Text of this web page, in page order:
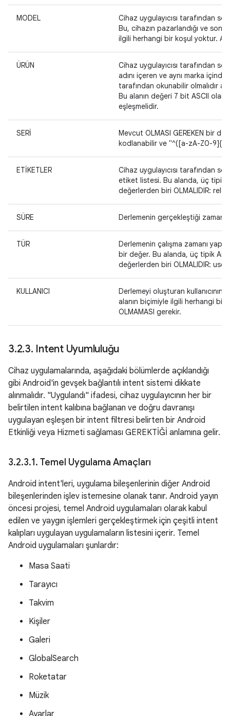
MODEL
Cihaz uygulayıcısı tarafından
Bu, cihazın pazarlandığı ve son
ilgili herhangi bir koşul yoktur.
ÜRÜN
Cihaz uygulayıcısı tarafından
adını içeren ve aynı marka
tarafından okunabilir olmalıdır
Bu alanın değeri 7 bit ASCII
eşleşmelidir.
SERİ
Mevcut OLMASI GEREKEN bir
kodlanabilir ve "^([a-zA-Z0-
ETİKETLER
Cihaz uygulayıcısı tarafından
etiket listesi. Bu alanda, üç tipik
değerlerden biri OLMALIDIR:
SÜRE Derlemenin gerçekleştiği
TÜR
Derlemenin çalışma zamanı
bir değer. Bu alanda, üç tipik
değerlerden biri OLMALIDIR:
KULLANICI
Derlemeyi oluşturan kullanıcının
alanın biçimiyle ilgili herhangi
OLMAMASI gerekir.
3.2.3. Intent Uyumluluğu
Cihaz uygulamalarında, aşağıdaki bölümlerde açıklandığı
gibi Android'in gevşek bağlantılı intent sistemi dikkate
alınmalıdır. "Uygulandı" ifadesi, cihaz uygulayıcının her bir
belirtilen intent kalıbına bağlanan ve doğru davranışı
uygulayan eşleşen bir intent filtresi belirten bir Android
Etkinliği veya Hizmeti sağlaması GEREKTİĞİ anlamına gelir.
3.2.3.1. Temel Uygulama Amaçları
Android intent'leri, uygulama bileşenlerinin diğer Android
bileşenlerinden işlev istemesine olanak tanır. Android yayın
öncesi projesi, temel Android uygulamaları olarak kabul
edilen ve yaygın işlemleri gerçekleştirmek için çeşitli intent
kalıpları uygulayan uygulamaların listesini içerir. Temel
Android uygulamaları şunlardır:
Masa Saati
Tarayıcı
Takvim
Kişiler
Galeri
GlobalSearch
Roketatar
Müzik
Ayarlar